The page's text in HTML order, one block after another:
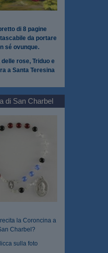
di 8 pagine
da portare
sé ovunque.
delle rose, Triduo e
a Santa Teresina
di San Charbel
la Coroncina a
Charbel?
sulla foto